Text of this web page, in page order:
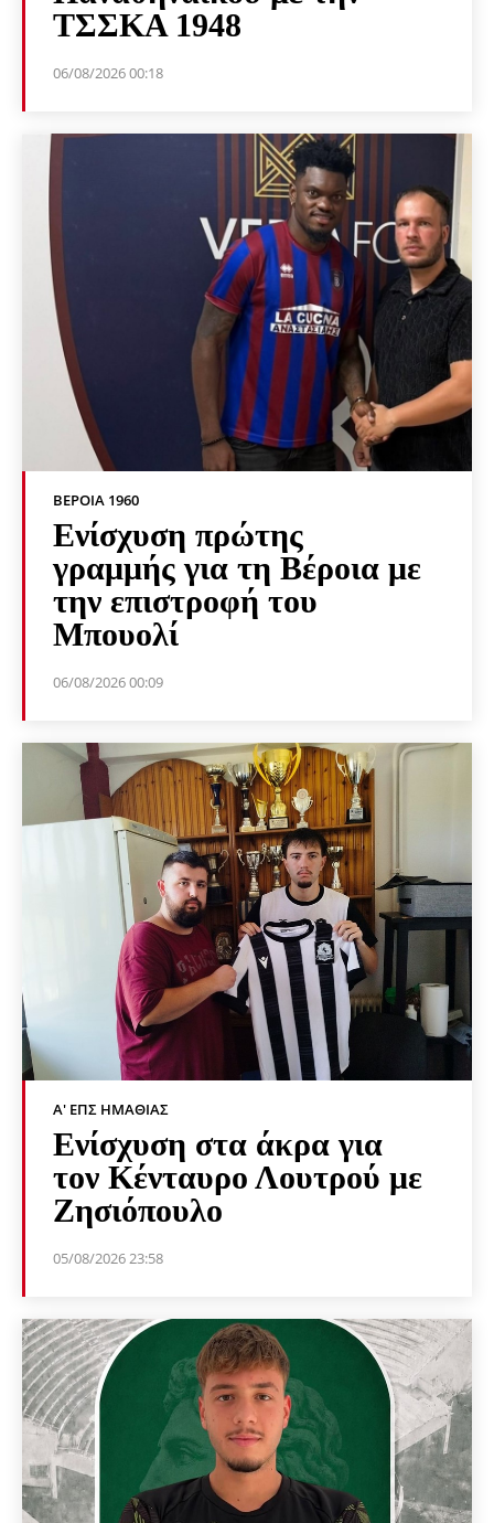
ΤΣΣΚΑ 1948
06/08/2026 00:18
ΒΕΡΟΙΑ 1960
Ενίσχυση πρώτης
γραμμής για τη Βέροια με
την επιστροφή του
Μπουολί
06/08/2026 00:09
Α' ΕΠΣ ΗΜΑΘΊΑΣ
Ενίσχυση στα άκρα για
τον Κένταυρο Λουτρού με
Ζησιόπουλο
05/08/2026 23:58